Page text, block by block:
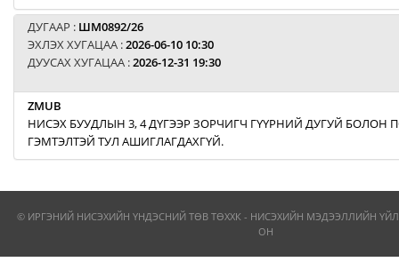
ДУГААР : ШМ0892/26
ЭХЛЭХ ХУГАЦАА :2026-06-10 10:30
ДУУСАХ ХУГАЦАА :2026-12-31 19:30
ZMUB
НИСЭХ БУУДЛЫН 3, 4 ДҮГЭЭР ЗОРЧИГЧ ГҮҮРНИЙ ДУГУЙ БОЛОН
ГЭМТЭЛТЭЙ ТУЛ АШИГЛАГДАХГҮЙ.
© ИРГЭНИЙ НИСЭХИЙН ҮНДЭСНИЙ ТӨВ ТӨХХК - НИСЭХИЙН МЭДЭЭЛЛИЙН
ОН